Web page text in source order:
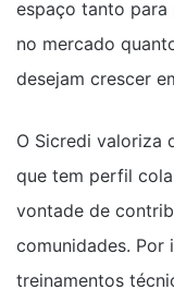
espaço tanto para
no mercado
desejam crescer
O Sicredi valoriza
que tem perfil
vontade de
comunidades. Por
treinamentos